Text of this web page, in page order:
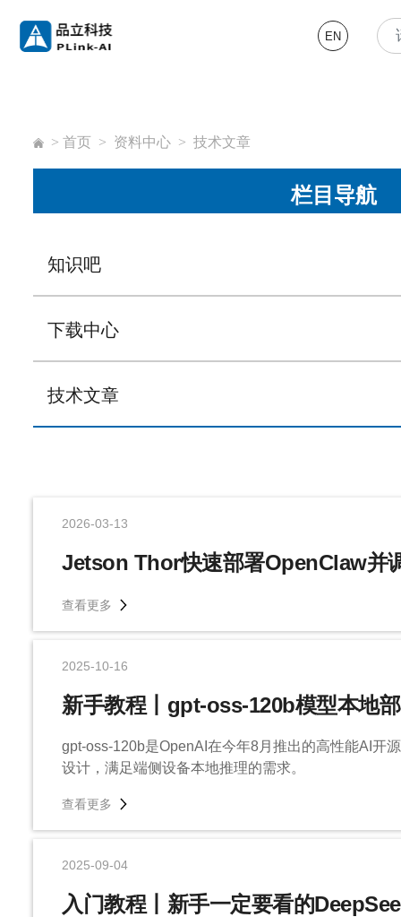
EN
>首页 > 资料中心 >技术文章
栏目导航
知识吧
下载中心
技术文章
2026-03-13
Jetson Thor快速部署OpenClaw并
查看更多
2025-10-16
新手教程丨gpt-oss-120b模型本地
gpt-oss-120b是OpenAI在今年8月推出的高性能AI开
设计，满足端侧设备本地推理的需求。
查看更多
2025-09-04
入门教程丨新手一定要看的